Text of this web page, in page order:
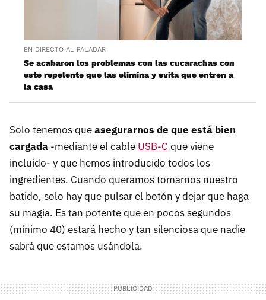
EN DIRECTO AL PALADAR
Se acabaron los problemas con las cucarachas con
este repelente que las elimina y evita que entren a
la casa
Solo tenemos queasegurarnos de que está bien
cargada -mediante el cable USB-C que viene
incluido- y que hemos introducido todos los
ingredientes. Cuando queramos tomarnos nuestro
batido, solo hay que pulsar el botón y dejar que haga
su magia. Es tan potente que en pocos segundos
(mínimo 40) estará hecho y tan silenciosa que nadie
sabrá que estamos usándola.